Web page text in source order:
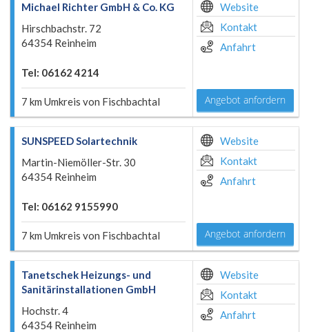
Michael Richter GmbH & Co. KG
Hirschbachstr. 72
64354 Reinheim
Tel: 06162 4214
7 km Umkreis von Fischbachtal
Website
Kontakt
Anfahrt
Angebot anfordern
SUNSPEED Solartechnik
Martin-Niemöller-Str. 30
64354 Reinheim
Tel: 06162 9155990
7 km Umkreis von Fischbachtal
Website
Kontakt
Anfahrt
Angebot anfordern
Tanetschek Heizungs- und
Sanitärinstallationen GmbH
Hochstr. 4
64354 Reinheim
Website
Kontakt
Anfahrt